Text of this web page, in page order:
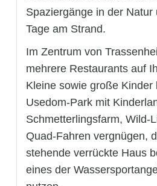
Spaziergänge in der Natur
Tage am Strand.
Im Zentrum von
mehrere Restaurants auf
Kleine sowie große Kinder
Usedom-Park mit
Schmetterlingsfarm, Wild-
Quad-Fahren vergnügen,
stehende verrückte Haus
eines der